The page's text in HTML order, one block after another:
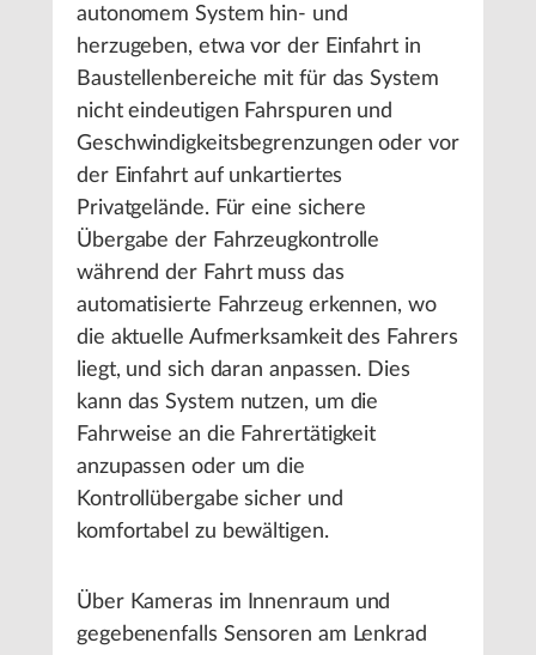
autonomem System hin- und
herzugeben, etwa vor der Einfahrt in
Baustellenbereiche mit für das System
nicht eindeutigen Fahrspuren und
Geschwindigkeitsbegrenzungen oder vor
der Einfahrt auf unkartiertes
Privatgelände. Für eine sichere
Übergabe der Fahrzeugkontrolle
während der Fahrt muss das
automatisierte Fahrzeug erkennen, wo
die aktuelle Aufmerksamkeit des Fahrers
liegt, und sich daran anpassen. Dies
kann das System nutzen, um die
Fahrweise an die Fahrertätigkeit
anzupassen oder um die
Kontrollübergabe sicher und
komfortabel zu bewältigen.
Über Kameras im Innenraum und
gegebenenfalls Sensoren am Lenkrad